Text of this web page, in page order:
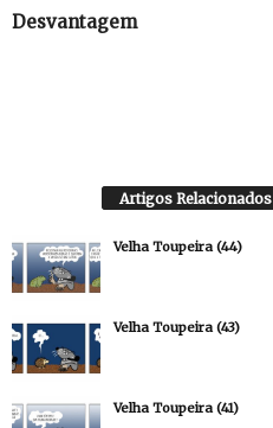
Desvantagem
Artigos Relacionados
Velha Toupeira (44)
Velha Toupeira (43)
Velha Toupeira (41)